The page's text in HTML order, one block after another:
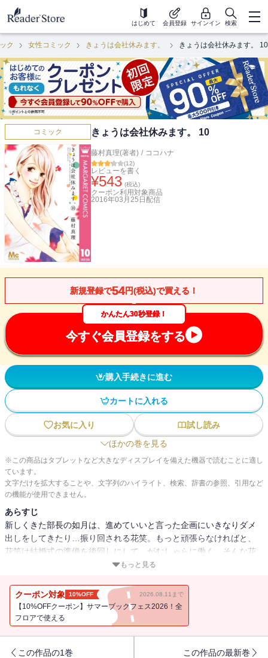
はじめて 会員登録 サインイン 検索
ク 女性コミック きょうは会社休みます。 きょうは会社休みます。 10
コミック きょうは会社休みます。 10
藤村真理(著者) / ココハナ
(12)
レビューを書く
¥543 (税込)
クーポン利用対象商品
2016年03月25日 配信
新規登録で54円(税込)で買える！
かんたん30秒登録！
今すぐ会員登録をする
購入手続きに進む
カートに入れる
お気に入り
試し読み
ほかの巻を見る
※この商品はタブレットなど大きなディスプレイを備えた機器で読むことに適し
ています。
文字だけを拡大することや、文字列のハイライト、検索、辞書の参照、引用など
の機能が使用できません。
あらすじ
新しくきた部長の如月は、進めていいと言った企画にいきなりダメ
出しをしてきたり…振り回される花笑。もっと頑張らなければと、
花笑は結婚式の準備を後回しにして、がむしゃらに働く。そんな花
笑を見て、田之倉が言ったことは…。
もっと見る
クーポン対象 10%OFF 2026.08.11まで
【10%OFFクーポン】サマーブックフェス2026！全
フロアで使える
この作品の1巻 この作品の最新巻